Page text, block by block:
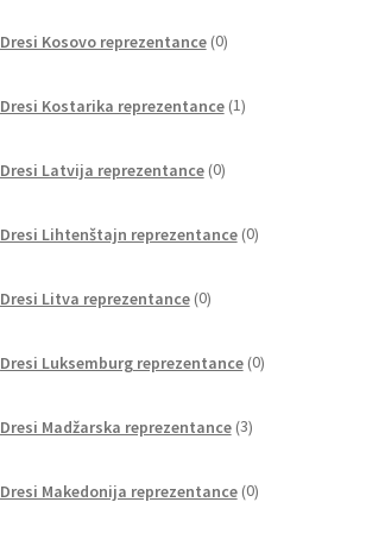
Dresi Kosovo reprezentance 0izdelkov
Dresi Kostarika reprezentance 1izdelek
Dresi Latvija reprezentance 0izdelkov
Dresi Lihtenštajn reprezentance 0izdelkov
Dresi Litva reprezentance 0izdelkov
Dresi Luksemburg reprezentance 0izdelkov
Dresi Madžarska reprezentance 3izdelki
Dresi Makedonija reprezentance 0izdelkov